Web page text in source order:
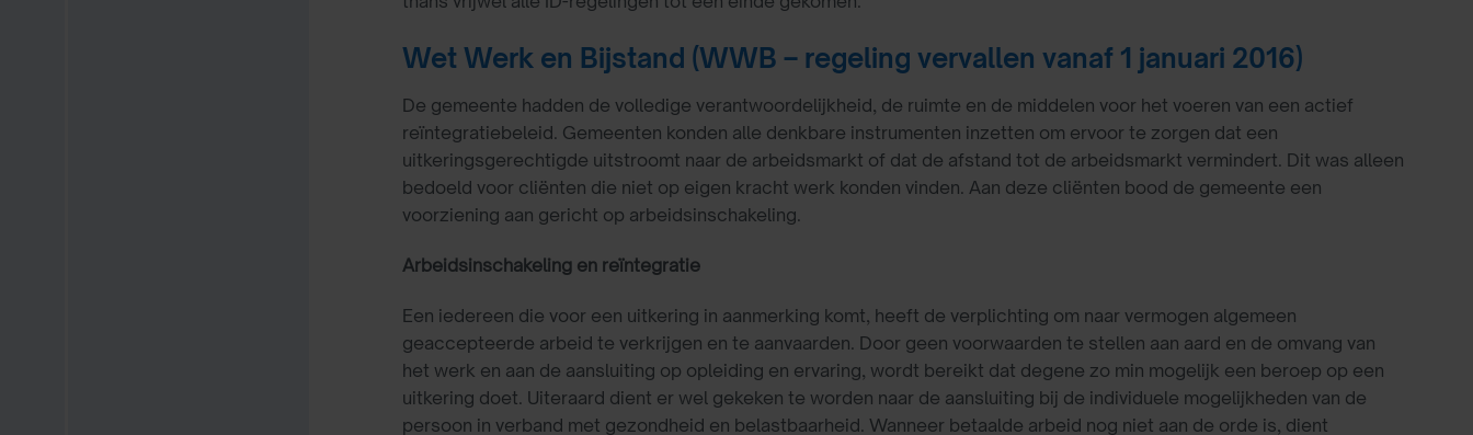
Wet Werk en Bijstand (WWB – regeling vervallen vanaf 1 januari 2016)
De gemeente hadden de volledige verantwoordelijkheid, de ruimte en de middelen voor het voeren van een actief
reïntegratiebeleid. Gemeenten konden alle denkbare instrumenten inzetten om ervoor te zorgen dat een
uitkeringsgerechtigde uitstroomt naar de arbeidsmarkt of dat de afstand tot de arbeidsmarkt vermindert. Dit was alleen
bedoeld voor cliënten die niet op eigen kracht werk konden vinden. Aan deze cliënten bood de gemeente een
voorziening aan gericht op arbeidsinschakeling.
Arbeidsinschakeling en reïntegratie
Een iedereen die voor een uitkering in aanmerking komt, heeft de verplichting om naar vermogen algemeen
geaccepteerde arbeid te verkrijgen en te aanvaarden. Door geen voorwaarden te stellen aan aard en de omvang van
het werk en aan de aansluiting op opleiding en ervaring, wordt bereikt dat degene zo min mogelijk een beroep op een
uitkering doet. Uiteraard dient er wel gekeken te worden naar de aansluiting bij de individuele mogelijkheden van de
persoon in verband met gezondheid en belastbaarheid. Wanneer betaalde arbeid nog niet aan de orde is, dient